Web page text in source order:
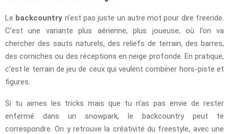
Le backcountry n’est pas juste un autre mot pour dire freeride.
C’est une variante plus aérienne, plus joueuse, où l’on va
chercher des sauts naturels, des reliefs de terrain, des barres,
des corniches ou des réceptions en neige profonde. En pratique,
c’est le terrain de jeu de ceux qui veulent combiner hors-piste et
figures.
Si tu aimes les tricks mais que tu n’as pas envie de rester
enfermé dans un snowpark, le backcountry peut te
correspondre. On y retrouve la créativité du freestyle, avec une